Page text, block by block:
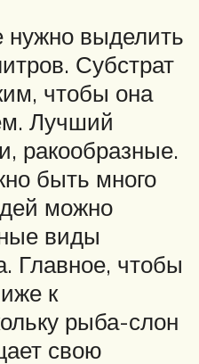
нужно выделить
Субстрат
чтобы она
Лучший
ракообразные.
быть много
можно
виды
Главное, чтобы
к
рыба-слон
свою